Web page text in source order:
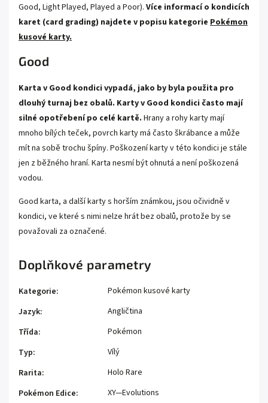
Good, Light Played, Played a Poor). Více informací o kondicích
karet (card grading) najdete v popisu kategorie Pokémon
kusové karty.
Good
Karta v Good kondici vypadá, jako by byla použita pro
dlouhý turnaj bez obalů. Karty v Good kondici často mají
silné opotřebení po celé kartě. Hrany a rohy karty mají
mnoho bílých teček, povrch karty má často škrábance a může
mít na sobě trochu špíny. Poškození karty v této kondici je stále
jen z běžného hraní. Karta nesmí být ohnutá a není poškozená
vodou.
Good karta, a další karty s horším známkou, jsou očividně v
kondici, ve které s nimi nelze hrát bez obalů, protože by se
považovali za označené.
Doplňkové parametry
Kategorie:
Pokémon kusové karty
Jazyk:
Angličtina
Třída:
Pokémon
Typ:
Vílý
Rarita:
Holo Rare
Pokémon Edice:
XY—Evolutions